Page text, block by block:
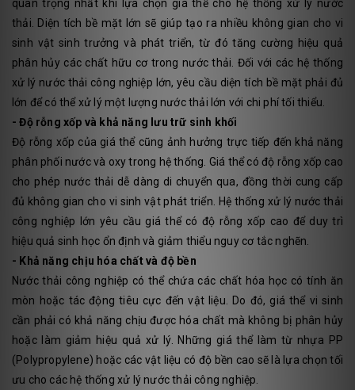
quan trọng nhất khi lựa chọn giá thể cho hệ thống xử lý nước
thải. Diện tích bề mặt lớn sẽ giúp tạo ra nhiều không gian cho vi
sinh vật sinh trưởng và phát triển, từ đó tăng cường hiệu quả
phân hủy các chất hữu cơ trong nước thải. Đối với các hệ thống
xử lý nước thải công nghiệp lớn, yêu cầu diện tích bề mặt phải đủ
lớn để có thể xử lý một lượng nước thải lớn với chi phí tối thiểu.
- Độ rỗng xốp và khả năng lưu trữ sinh khối
Độ rỗng xốp của giá thể cũng ảnh hưởng trực tiếp đến khả năng
phân phối nước và oxy trong hệ thống. Giá thể có độ rỗng xốp cao
cho phép nước thải dễ dàng di chuyển qua, đồng thời cung cấp
đủ không gian cho vi sinh vật phát triển. Hệ thống xử lý nước thải
công nghiệp lớn yêu cầu giá thể có độ rỗng xốp cao để duy trì
hiệu quả sinh học ổn định và giảm thiểu nguy cơ tắc nghẽn.
- Khả năng chịu hóa chất và độ bền
Nước thải công nghiệp có thể chứa các chất hóa học có tính ăn
mòn hoặc tác động tiêu cực đến vật liệu. Do đó, giá thể vi sinh
cần phải có khả năng chịu được hóa chất mà không bị phân hủy
hoặc làm giảm hiệu quả xử lý. Những giá thể làm từ nhựa PP
(Polypropylene) hoặc các vật liệu có độ bền cao sẽ là lựa chọn tối
ưu cho các hệ thống xử lý nước thải công nghiệp.